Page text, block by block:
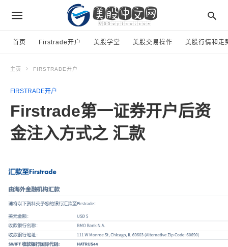
首页 Firstrade开户 美股学堂 美股交易操作 美股行情和走
主页 FIRSTRADE开户
FIRSTRADE开户
Firstrade第一证券开户后资
金注入方式之 汇款